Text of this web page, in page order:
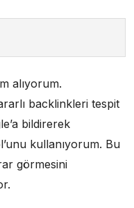
alıyorum.
backlinkleri tespit
bildirerek
kullanıyorum. Bu
görmesini